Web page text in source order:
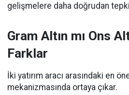
gelişmelere daha doğrudan
Gram Altın mı Ons
Farklar
İki yatırım aracı arasındaki en
mekanizmasında ortaya çıkar.